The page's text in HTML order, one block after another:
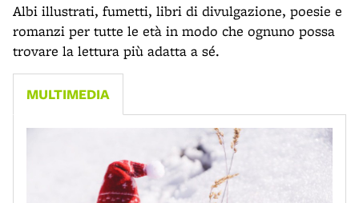
Albi illustrati, fumetti, libri di divulgazione, poesie e
romanzi per tutte le età in modo che ognuno possa
trovare la lettura più adatta a sé.
MULTIMEDIA